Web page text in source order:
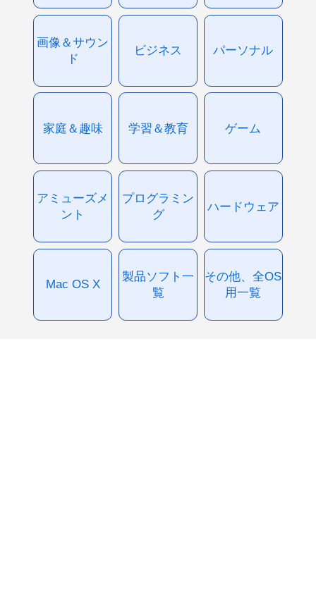
画像＆サウン
ド
ビジネス パーソナル
家庭＆趣味 学習＆教育 ゲーム
アミューズメ
ント
プログラミン
グ
ハードウェア
Mac OS X
製品ソフト一
覧
その他、全OS
用一覧